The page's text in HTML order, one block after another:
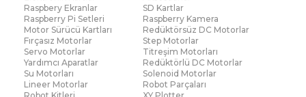
Raspbery Ekranlar
SD Kartlar
Raspberry Pi Setleri
Raspberry Kamera
Motor Sürücü Kartları
Redüktörsüz DC Motorlar
Fırçasız Motorlar
Step Motorlar
Servo Motorlar
Titreşim Motorları
Yardımcı Aparatlar
Redüktörlü DC Motorlar
Su Motorları
Solenoid Motorlar
Lineer Motorlar
Robot Parçaları